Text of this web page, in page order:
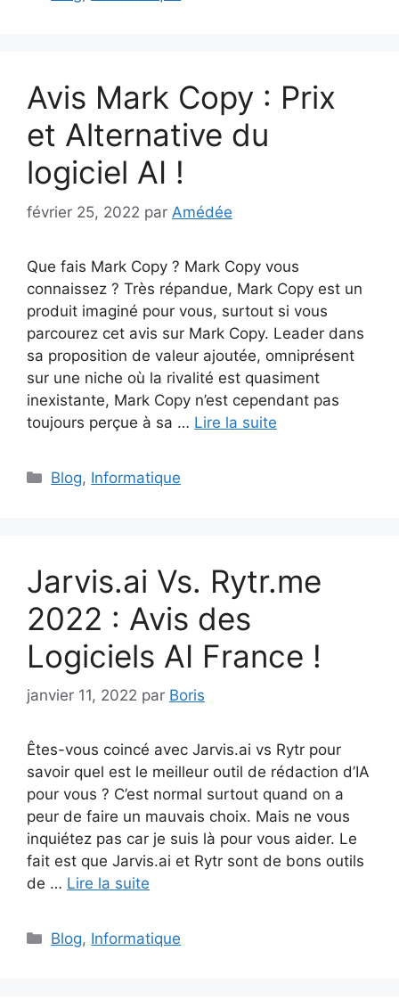
Avis Mark Copy : Prix
et Alternative du
logiciel AI !
février 25, 2022 par Amédée
Que fais Mark Copy ? Mark Copy vous
connaissez ? Très répandue, Mark Copy est un
produit imaginé pour vous, surtout si vous
parcourez cet avis sur Mark Copy. Leader dans
sa proposition de valeur ajoutée, omniprésent
sur une niche où la rivalité est quasiment
inexistante, Mark Copy n’est cependant pas
toujours perçue à sa … Lire la suite
Catégories
Blog, Informatique
Jarvis.ai Vs. Rytr.me
2022 : Avis des
Logiciels AI France !
janvier 11, 2022 par Boris
Êtes-vous coincé avec Jarvis.ai vs Rytr pour
savoir quel est le meilleur outil de rédaction d’IA
pour vous ? C’est normal surtout quand on a
peur de faire un mauvais choix. Mais ne vous
inquiétez pas car je suis là pour vous aider. Le
fait est que Jarvis.ai et Rytr sont de bons outils
de … Lire la suite
Catégories
Blog, Informatique